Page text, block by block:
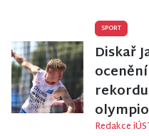
SPORT
Diskař
Redakce